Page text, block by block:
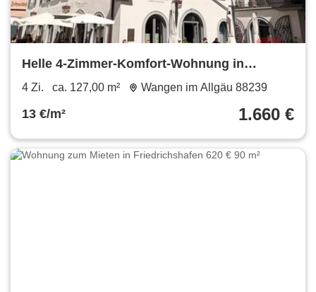
Helle 4-Zimmer-Komfort-Wohnung in
repräsentativem Altstadthaus
4 Zi. ca. 127,00 m² Wangen im Allgäu 88239
13 €/m² 1.660 €